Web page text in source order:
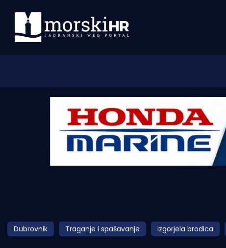
Morski plus
Pomorstvo
Dubrovnik Traganje i spašavanje izgorjela brodica